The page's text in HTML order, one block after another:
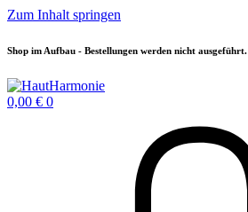
Zum Inhalt springen
Shop im Aufbau - Bestellungen werden nicht ausgeführt.
0,00 € 0